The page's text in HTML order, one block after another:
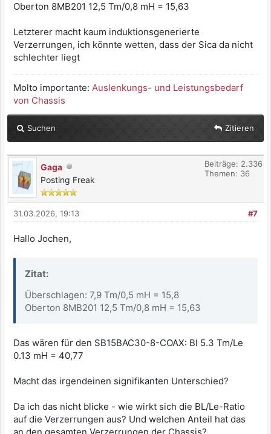
Oberton 8MB201 12,5 Tm/0,8 mH = 15,63
Letzterer macht kaum induktionsgenerierte
Verzerrungen, ich könnte wetten, dass der Sica da nicht
schlechter liegt
Molto importante: Auslenkungs- und Leistungsbedarf
von Chassis
Suchen Zitieren
Gaga
Posting Freak
Beiträge: 2.336
Themen: 36
#7
31.03.2026, 19:13
Hallo Jochen,
Zitat:
Überschlagen: 7,9 Tm/0,5 mH = 15,8
Oberton 8MB201 12,5 Tm/0,8 mH = 15,63
Das wären für den SB15BAC30-8-COAX: Bl 5.3 Tm/Le
0.13 mH = 40,77
Macht das irgendeinen signifikanten Unterschied?
Da ich das nicht blicke - wie wirkt sich die BL/Le-Ratio
auf die Verzerrungen aus? Und welchen Anteil hat das